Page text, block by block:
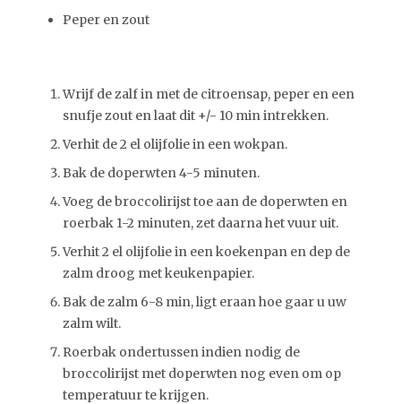
Peper en zout
Wrijf de zalf in met de citroensap, peper en een
snufje zout en laat dit +/- 10 min intrekken.
Verhit de 2 el olijfolie in een wokpan.
Bak de doperwten 4-5 minuten.
Voeg de broccolirijst toe aan de doperwten en
roerbak 1-2 minuten, zet daarna het vuur uit.
Verhit 2 el olijfolie in een koekenpan en dep de
zalm droog met keukenpapier.
Bak de zalm 6-8 min, ligt eraan hoe gaar u uw
zalm wilt.
Roerbak ondertussen indien nodig de
broccolirijst met doperwten nog even om op
temperatuur te krijgen.